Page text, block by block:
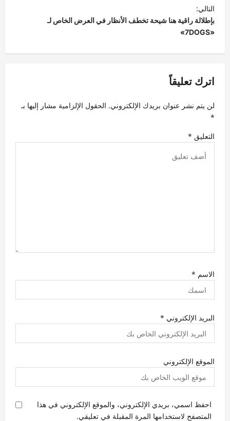
ح
ا
ل
م
ا
ل
ا
ت
التالي:
بإطلالة راقية هنا شيحة تخطف الأنظار في العرض الخاص لـ
«7DOGS»
اترك تعليقاً
لن يتم نشر عنوان بريدك الإلكتروني. الحقول الإلزامية مشار إليها بـ
*
التعليق *
الاسم *
البريد الإلكتروني *
الموقع الإلكتروني
احفظ اسمي، بريدي الإلكتروني، والموقع الإلكتروني في هذا
المتصفح لاستخدامها المرة المقبلة في تعليقي.